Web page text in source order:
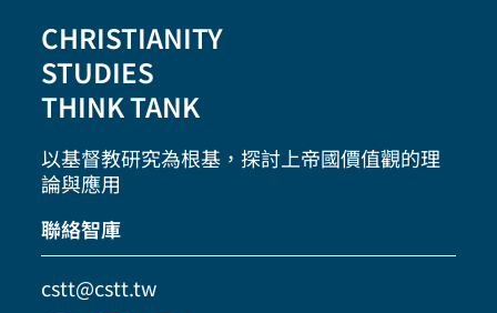
CHRISTIANITY
STUDIES
THINK TANK
以基督教研究為根基，探討上帝國價值觀的理
論與應用
聯絡智庫
cstt@cstt.tw